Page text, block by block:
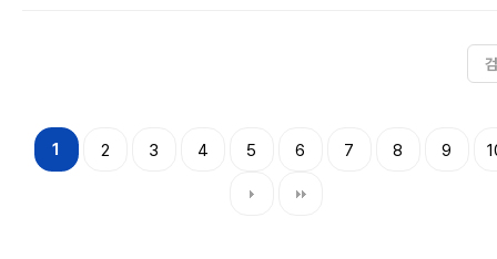
1 2 3 4 5 6 7 8 9